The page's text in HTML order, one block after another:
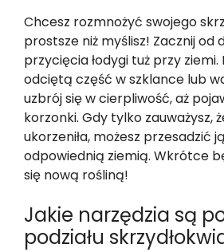
Chcesz rozmnożyć swojego
prostsze niż myślisz! Zacznij od
przycięcia łodygi tuż przy
odciętą część w szklance lub
uzbrój się w cierpliwość, aż
korzonki. Gdy tylko zauważysz,
ukorzeniła, możesz przesadzić
odpowiednią ziemią. Wkrótce
się nową rośliną!
Jakie narzędzia są
podziału